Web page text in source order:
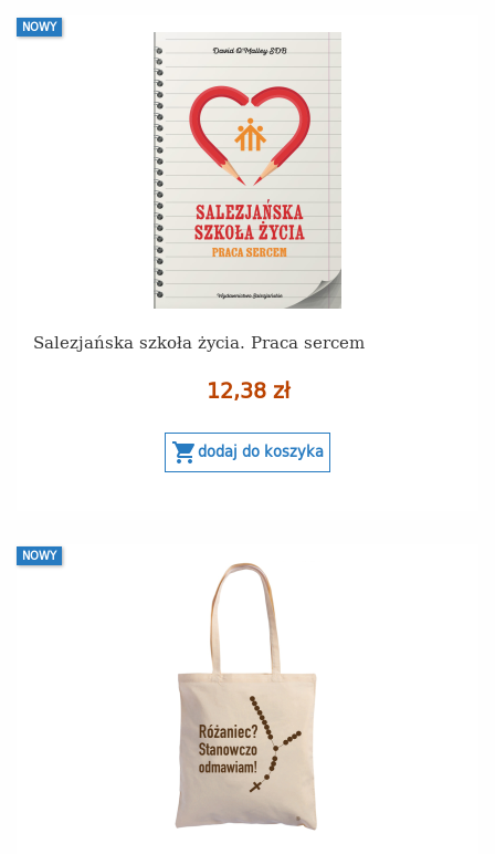
Salezjańska szkoła życia. Praca sercem
12,38 zł
NOWY
shopping_cartdodaj do koszyka
NOWY